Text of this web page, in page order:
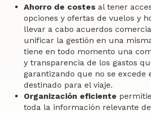
Ahorro de costes al tener
opciones y ofertas de vuelos y
llevar a cabo acuerdos
unificar la gestión en una
tiene en todo momento una
y transparencia de los gastos
garantizando que no se excede
destinado para el viaje.
Organización eficiente
toda la información relevante